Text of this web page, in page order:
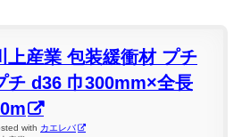
上産業 包装緩衝材 プチ
チ d36 巾300mm×全長
with カエレバ